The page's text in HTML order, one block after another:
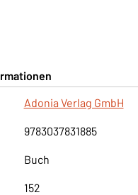
Adonia Verlag GmbH
9783037831885
Buch
152